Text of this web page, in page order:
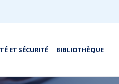
ET SÉCURITÉ BIBLIOTHÈQUE